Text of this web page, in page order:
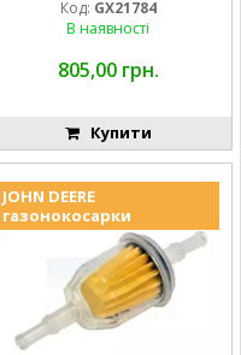
Код: GX21784
В наявності
805,00 грн.
Купити
JOHN DEERE
газонокосарки